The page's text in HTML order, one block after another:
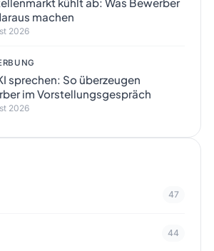
kühlt ab: Was Bewerber
machen
2026
sprechen: So überzeugen
im Vorstellungsgespräch
2026
47
44